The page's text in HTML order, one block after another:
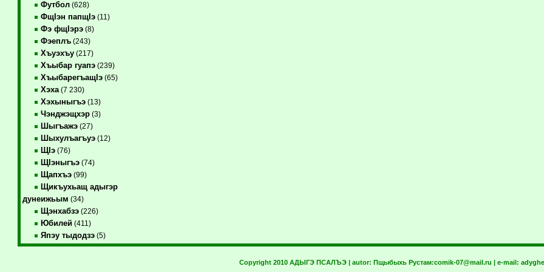
Футбол(628)
ФщIэн папщIэ(11)
Фэ фщIэрэ(8)
Фэеплъ(243)
Хъуэхъу(217)
Хъыбар гуапэ(239)
ХъыбарегъащIэ(65)
Хэха(7 230)
Хэхыныгъэ(13)
Чэнджэщхэр(3)
Шыгъажэ(27)
Шыхулъагъуэ(12)
ЩIэ(76)
ЩIэныгъэ(74)
Щапхъэ(99)
Щикъухьащ адыгэр
дунеижьым (34)
Щэнхабзэ(226)
Юбилей(411)
Япэу тыдодзэ(5)
Copyright 2010 АДЫГЭ ПСАЛЪЭ | autor: Пщыбыхь Рустам:comik-07@mail.ru | e-mail: